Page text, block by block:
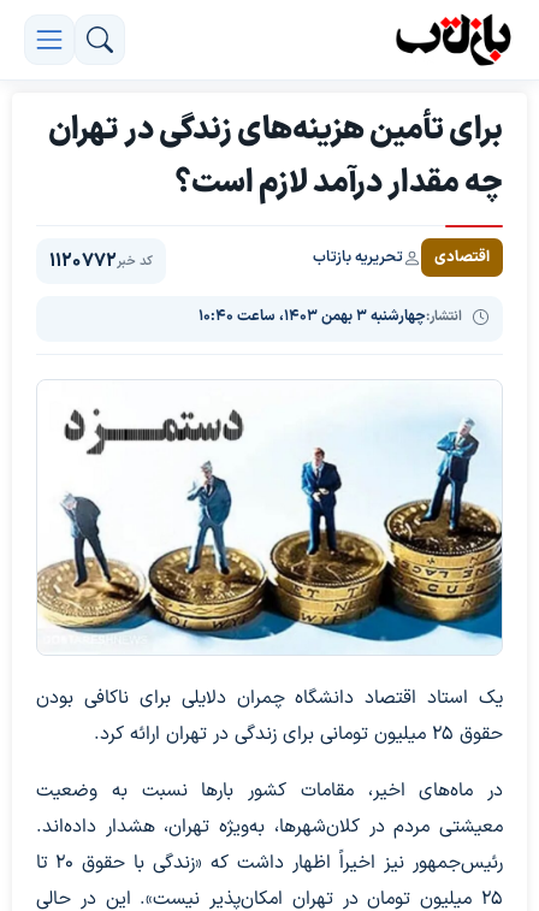
برای تأمین هزینه‌های زندگی در تهران
چه مقدار درآمد لازم است؟
اقتصادی تحریریه بازتاب
انتشار:چهارشنبه ۳ بهمن ۱۴۰۳، ساعت ۱۰:۴۰
کد خبر1120772
یک استاد اقتصاد دانشگاه چمران دلایلی برای ناکافی بودن
حقوق ۲۵ میلیون تومانی برای زندگی در تهران ارائه کرد.
در ماه‌های اخیر، مقامات کشور بارها نسبت به وضعیت
معیشتی مردم در کلان‌شهرها، به‌ویژه تهران، هشدار داده‌اند.
رئیس‌جمهور نیز اخیراً اظهار داشت که «زندگی با حقوق ۲۰ تا
۲۵ میلیون تومان در تهران امکان‌پذیر نیست». این در حالی